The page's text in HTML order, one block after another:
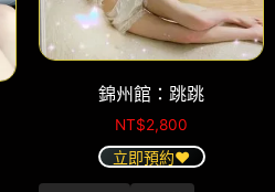
錦州館：跳跳
NT$2,800
立即預約❤️